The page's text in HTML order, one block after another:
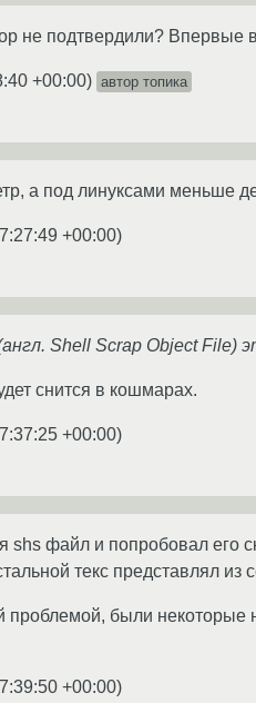
не подтвердили? Впервые
+00:00) автор топика
а под линуксами меньше
+00:00)
Shell Scrap Object File)
снится в кошмарах.
+00:00)
файл и попробовал его
текс представлял
проблемой, были
+00:00)